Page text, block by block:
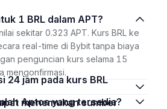
1 BRL dalam APT?
sekitar 0.323 APT. Kurs BRL ke
real-time di Bybit tanpa biaya
penguncian kurs selama 15
mengonfirmasi.
Aptos yang tersedia?